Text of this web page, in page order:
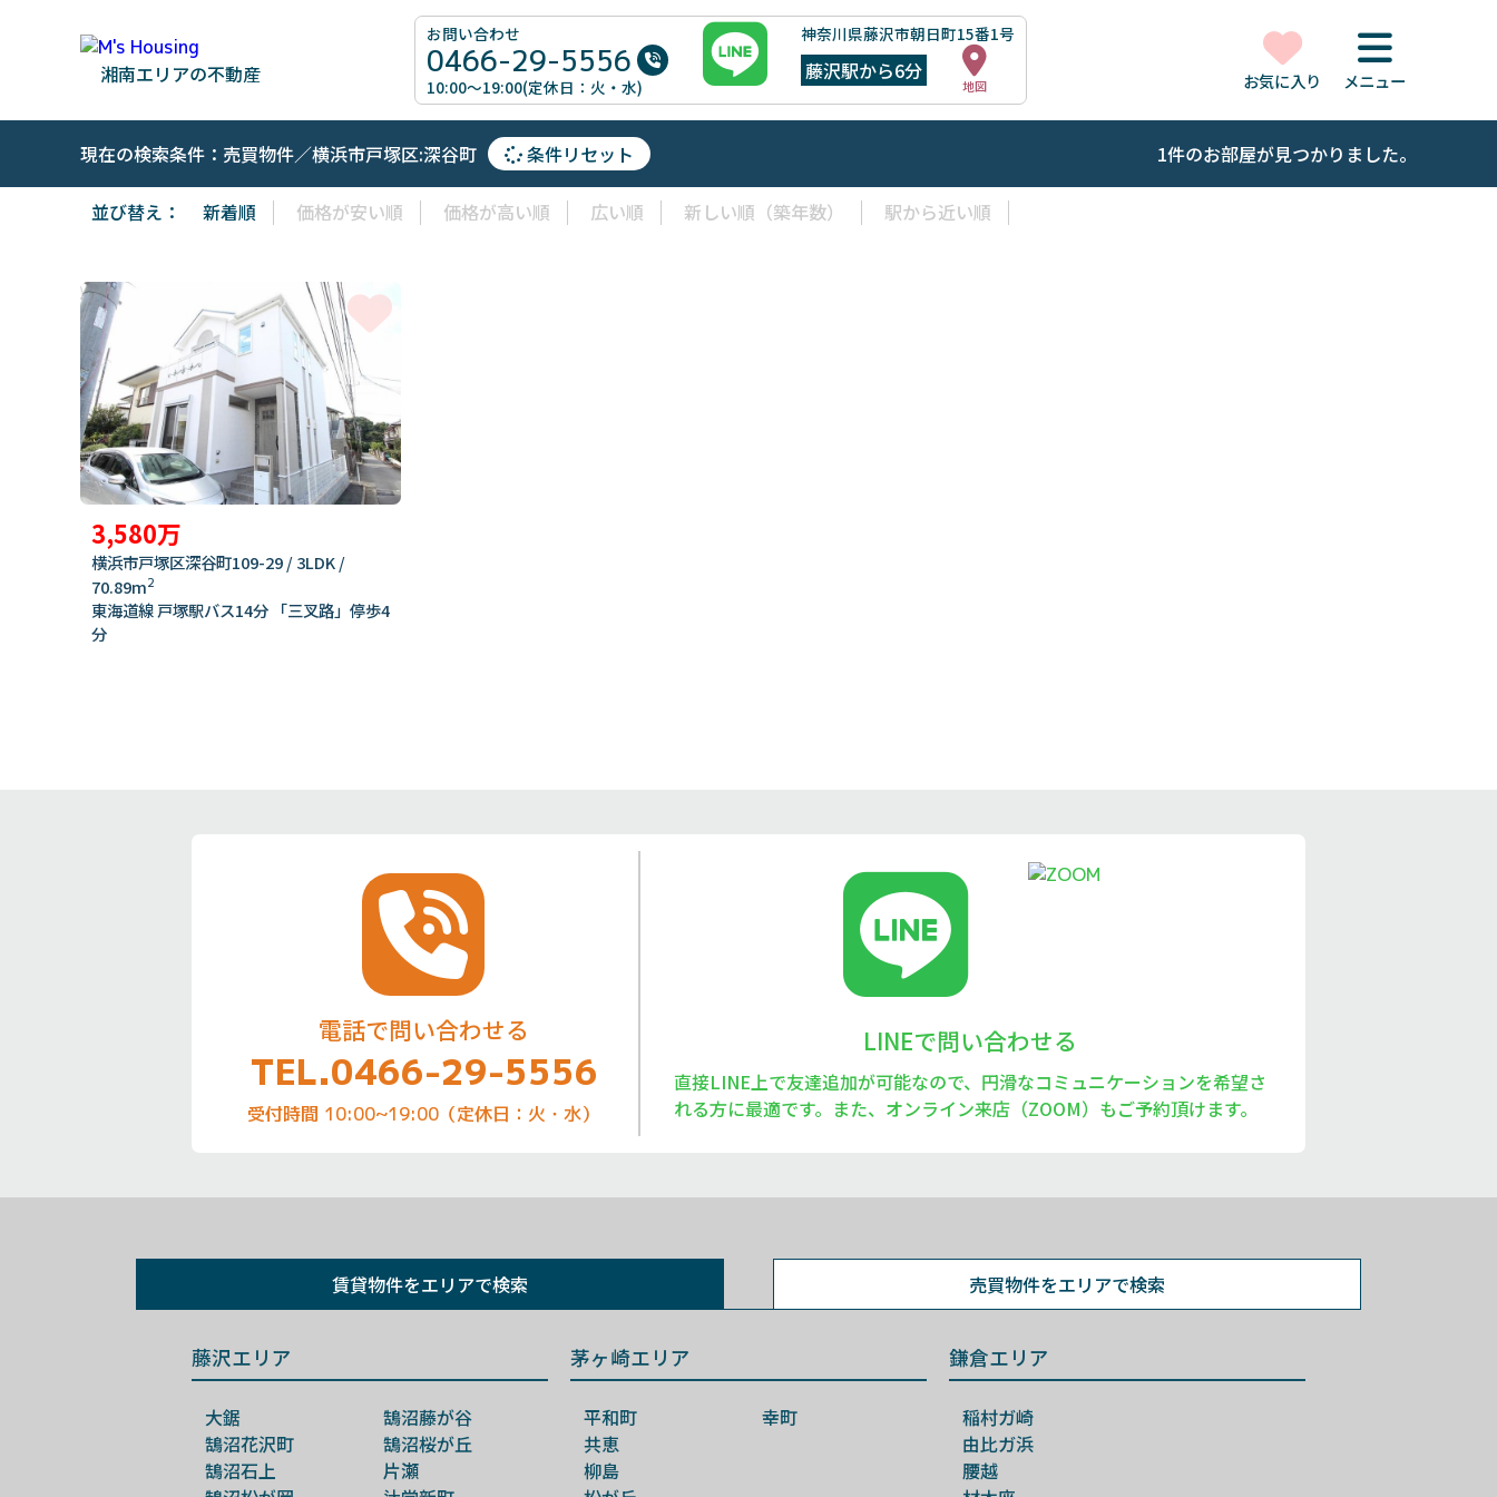
湘南エリアの不動産
お問い合わせ
0466-29-5556
10:00～19:00(定休日：火・水)
神奈川県藤沢市朝日町15番1号
藤沢駅から6分
地図 お気に入り メニュー
現在の検索条件：売買物件／横浜市戸塚区:深谷町 条件リセット 1件のお部屋が見つかりました。
並び替え： 新着順 価格が安い順 価格が高い順 広い順 新しい順（築年数） 駅から近い順
3,580万
横浜市戸塚区深谷町109-29 / 3LDK /
70.89m2
東海道線 戸塚駅バス14分 「三叉路」停歩4
分
電話で問い合わせる
TEL.0466-29-5556
受付時間 10:00~19:00（定休日：火・水）
LINEで問い合わせる
直接LINE上で友達追加が可能なので、円滑なコミュニケーションを希望さ
れる方に最適です。また、オンライン来店（ZOOM）もご予約頂けます。
賃貸物件をエリアで検索 売買物件をエリアで検索
藤沢エリア
大鋸
鵠沼花沢町
鵠沼石上
鵠沼藤が谷
鵠沼桜が丘
片瀬
茅ヶ崎エリア
平和町
共恵
柳島
幸町
鎌倉エリア
稲村ガ崎
由比ガ浜
腰越